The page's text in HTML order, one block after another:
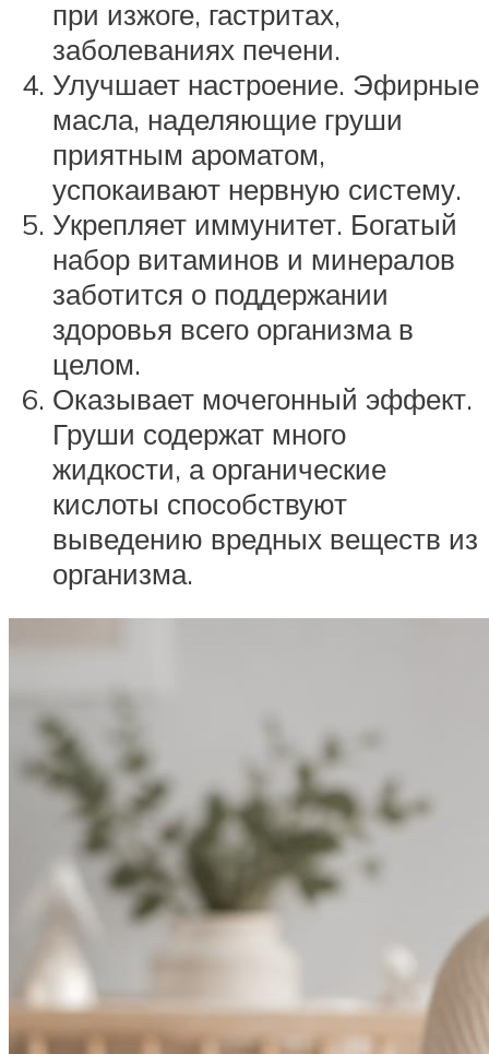
при изжоге, гастритах,
заболеваниях печени.
Улучшает настроение. Эфирные
масла, наделяющие груши
приятным ароматом,
успокаивают нервную систему.
Укрепляет иммунитет. Богатый
набор витаминов и минералов
заботится о поддержании
здоровья всего организма в
целом.
Оказывает мочегонный эффект.
Груши содержат много
жидкости, а органические
кислоты способствуют
выведению вредных веществ из
организма.